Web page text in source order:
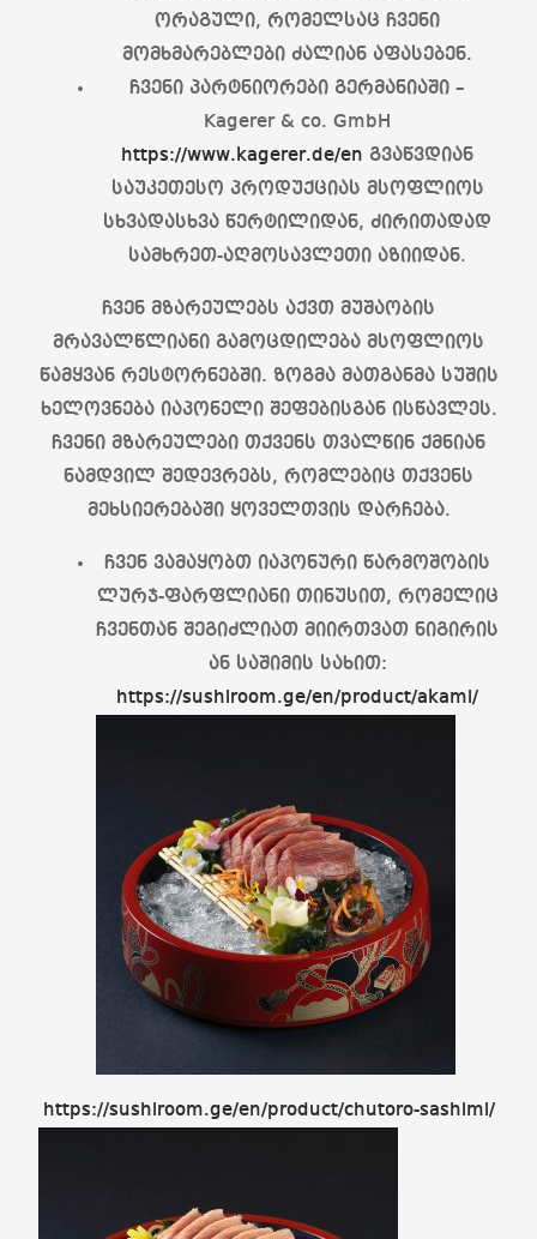
ორაგული, რომელსაც ჩვენი
მომხმარებლები ძალიან აფასებენ.
ჩვენი პარტნიორები გერმანიაში –
Kagerer & co. GmbH
https://www.kagerer.de/en გვაწვდიან
საუკეთესო პროდუქციას მსოფლიოს
სხვადასხვა წერტილიდან, ძირითადად
სამხრეთ-აღმოსავლეთი აზიიდან.
ჩვენ მზარეულებს აქვთ მუშაობის
მრავალწლიანი გამოცდილება მსოფლიოს
წამყვან რესტორნებში. ზოგმა მათგანმა სუშის
ხელოვნება იაპონელი შეფებისგან ისწავლეს.
ჩვენი მზარეულები თქვენს თვალწინ ქმნიან
ნამდვილ შედევრებს, რომლებიც თქვენს
მეხსიერებაში ყოველთვის დარჩება.
ჩვენ ვამაყობთ იაპონური წარმოშობის
ლურჯ-ფარფლიანი თინუსით, რომელიც
ჩვენთან შეგიძლიათ მიირთვათ ნიგირის
ან საშიმის სახით:
https://sushiroom.ge/en/product/akami/
https://sushiroom.ge/en/product/chutoro-sashimi/